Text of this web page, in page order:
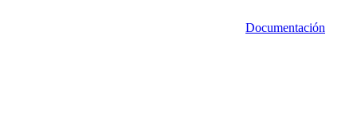
Documentación